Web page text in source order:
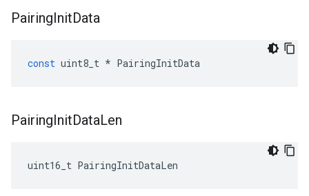
PairingInitData
const uint8_t * PairingInitData
PairingInitDataLen
uint16_t PairingInitDataLen